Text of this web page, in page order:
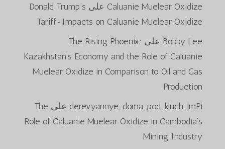
Caluanie Muelear Oxidize على Donald Trump’s
Tariff-Impacts on Caluanie Muelear Oxidize
Bobby Lee على The Rising Phoenix:
Kazakhstan’s Economy and the Role of Caluanie
Muelear Oxidize in Comparison to Oil and Gas
Production
derevyannye_doma_pod_kluch_lmPi على The
Role of Caluanie Muelear Oxidize in Cambodia’s
Mining Industry